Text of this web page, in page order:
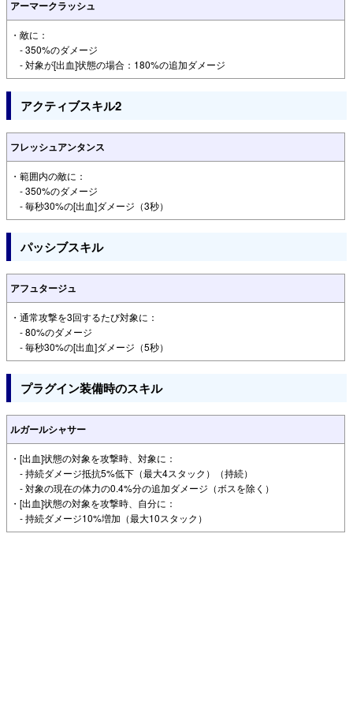
アーマークラッシュ
・敵に：
- 350%のダメージ
- 対象が[出血]状態の場合：180%の追加ダメージ
アクティブスキル2
フレッシュアンタンス
・範囲内の敵に：
- 350%のダメージ
- 毎秒30%の[出血]ダメージ（3秒）
パッシブスキル
アフュタージュ
・通常攻撃を3回するたび対象に：
- 80%のダメージ
- 毎秒30%の[出血]ダメージ（5秒）
プラグイン装備時のスキル
ルガールシャサー
・[出血]状態の対象を攻撃時、対象に：
- 持続ダメージ抵抗5%低下（最大4スタック）（持続）
- 対象の現在の体力の0.4%分の追加ダメージ（ボスを除く）
・[出血]状態の対象を攻撃時、自分に：
- 持続ダメージ10%増加（最大10スタック）